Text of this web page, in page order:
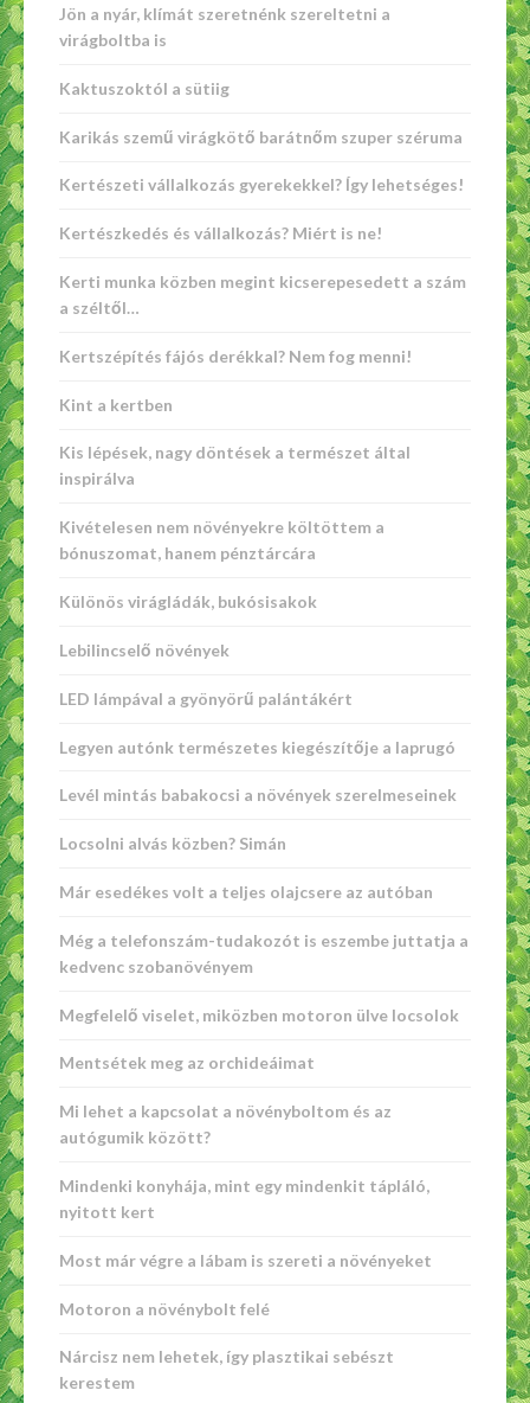
Jön a nyár, klímát szeretnénk szereltetni a
virágboltba is
Kaktuszoktól a sütiig
Karikás szemű virágkötő barátnőm szuper széruma
Kertészeti vállalkozás gyerekekkel? Így lehetséges!
Kertészkedés és vállalkozás? Miért is ne!
Kerti munka közben megint kicserepesedett a szám
a széltől…
Kertszépítés fájós derékkal? Nem fog menni!
Kint a kertben
Kis lépések, nagy döntések a természet által
inspirálva
Kivételesen nem növényekre költöttem a
bónuszomat, hanem pénztárcára
Különös virágládák, bukósisakok
Lebilincselő növények
LED lámpával a gyönyörű palántákért
Legyen autónk természetes kiegészítője a laprugó
Levél mintás babakocsi a növények szerelmeseinek
Locsolni alvás közben? Simán
Már esedékes volt a teljes olajcsere az autóban
Még a telefonszám-tudakozót is eszembe juttatja a
kedvenc szobanövényem
Megfelelő viselet, miközben motoron ülve locsolok
Mentsétek meg az orchideáimat
Mi lehet a kapcsolat a növényboltom és az
autógumik között?
Mindenki konyhája, mint egy mindenkit tápláló,
nyitott kert
Most már végre a lábam is szereti a növényeket
Motoron a növénybolt felé
Nárcisz nem lehetek, így plasztikai sebészt
kerestem